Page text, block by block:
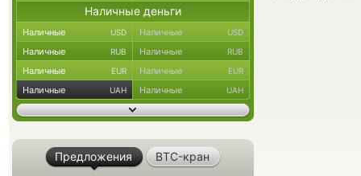
Наличные деньги
Наличные USD Наличные USD
Наличные RUB Наличные RUB
Наличные EUR Наличные EUR
Наличные UAH Наличные UAH
Предложения BTC-кран